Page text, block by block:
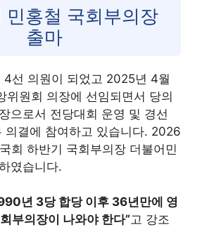
민홍철 국회부의장
출마
선 의원이 되었고 2025년 4월
위원회 의장에 선임되면서 당의
으로서 전당대회 운영 및 경선
의결에 참여하고 있습니다. 2026
회 하반기 국회부의장 더불어민
였습니다.
년 3당 합당 이후 36년만에 영
부의장이 나와야 한다”고 강조